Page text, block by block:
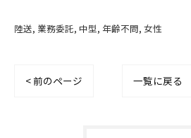
陸送 業務委託 中型 年齢不問 女性
< 前のページ 一覧に戻る